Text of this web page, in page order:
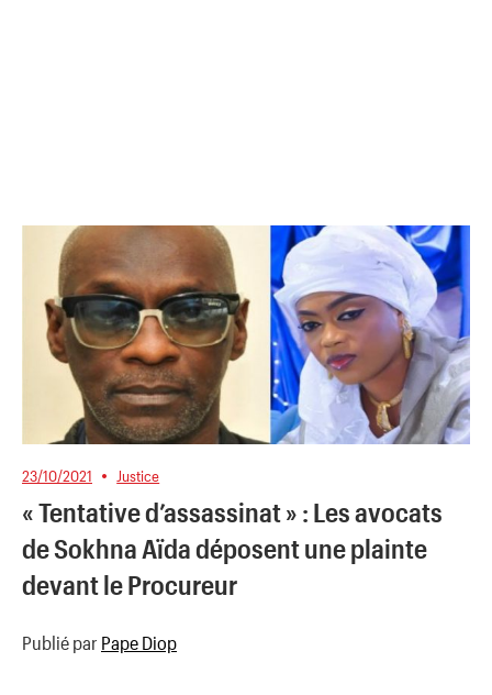
23/10/2021 Justice
« Tentative d’assassinat » : Les avocats
de Sokhna Aïda déposent une plainte
devant le Procureur
Publié par Pape Diop